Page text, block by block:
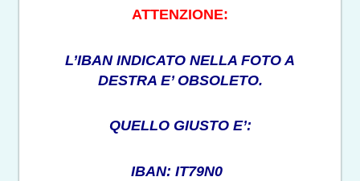
ATTENZIONE:
L’IBAN INDICATO NELLA FOTO A
DESTRA E’ OBSOLETO.
QUELLO GIUSTO E’:
IBAN: IT79N0